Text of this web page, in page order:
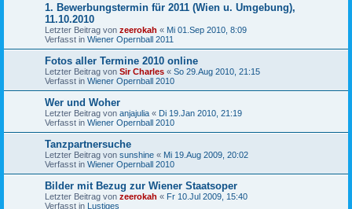
1. Bewerbungstermin für 2011 (Wien u. Umgebung),
11.10.2010
Letzter Beitrag von zeerokah « Mi 01.Sep 2010, 8:09
Verfasst in Wiener Opernball 2011
Fotos aller Termine 2010 online
Letzter Beitrag von Sir Charles « So 29.Aug 2010, 21:15
Verfasst in Wiener Opernball 2010
Wer und Woher
Letzter Beitrag von anjajulia « Di 19.Jan 2010, 21:19
Verfasst in Wiener Opernball 2010
Tanzpartnersuche
Letzter Beitrag von sunshine « Mi 19.Aug 2009, 20:02
Verfasst in Wiener Opernball 2010
Bilder mit Bezug zur Wiener Staatsoper
Letzter Beitrag von zeerokah « Fr 10.Jul 2009, 15:40
Verfasst in Lustiges